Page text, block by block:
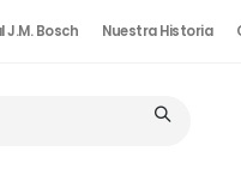
J.M. Bosch Nuestra Historia